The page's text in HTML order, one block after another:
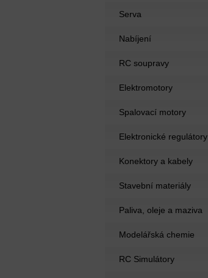
Serva
Nabíjení
RC soupravy
Elektromotory
Spalovací motory
Konektory a kabely
Stavební materiály
Paliva, oleje a maziva
Modelářská chemie
RC Simulátory